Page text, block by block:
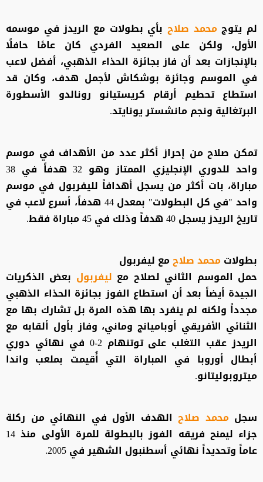
لم يتوجمحمد صلاح بأي بطولات مع الريدز في موسمه
الأول، ولكن على الصعيد الفردي كان عامًا حافلًا
بالإنجازات بعد أن فاز بجائزة الحذاء الذهبي، أفضل لاعب
في الموسم وجائزة بوشكاش لأجمل هدف، وكان قد
استطاع تحطيم أرقام كريستيانو رونالدو الأسطورة
البرتغالية ونجم مانشستر يونايتد.
تمكن صلاح من إحراز أكثر عدد من الأهداف في موسم
واحد للدوري الإنجليزي الممتاز وهو 32 هدفاً في 38
مباراة، بات أكثر من يسجل أهدافاً لليفربول في موسم
واحد "في كل البطولات" بمعدل 44 هدفاً، أسرع لاعب في
تاريخ الريدز يسجل 40 هدفاً وذلك في 45 مباراة فقط.
بطولاتمحمد صلاحمع ليفربول
حمل الموسم الثاني لصلاح مع ليفربول بعض الذكريات
الجيدة أيضاً بعد أن استطاع الفوز بجائزة الحذاء الذهبي
مجدداً ولكنه لم ينفرد بها هذه المرة بل تشارك بها مع
الثنائي الأفريقي أوباميانج وماني، وفاز بأول ألقابه مع
الريدز عقب التغلب على توتنهام 2-0 في نهائي دوري
أبطال أوروبا في المباراة التي أُقيمت بملعب واندا
ميتروبوليتانو.
سجل محمد صلاح الهدف الأول في النهائي من ركلة
جزاء ليمنح فريقه الفوز بالبطولة للمرة الأولى منذ 14
عاماً وتحديداً نهائي أسطنبول الشهير في 2005.